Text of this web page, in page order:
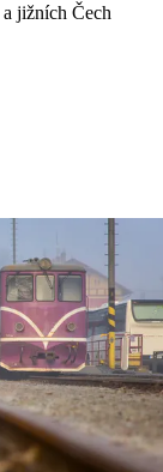
jižních Čech